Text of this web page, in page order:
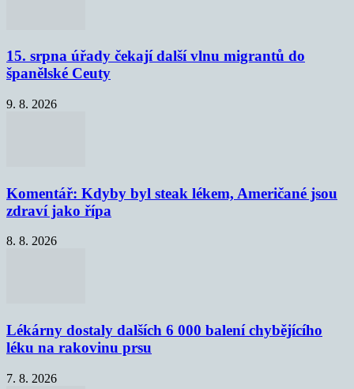
15. srpna úřady čekají další vlnu migrantů do
španělské Ceuty
9. 8. 2026
Komentář: Kdyby byl steak lékem, Američané jsou
zdraví jako řípa
8. 8. 2026
Lékárny dostaly dalších 6 000 balení chybějícího
léku na rakovinu prsu
7. 8. 2026